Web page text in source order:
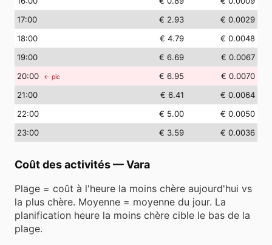
17:00 € 2.93
€ 0.0029
18:00 € 4.79
€ 0.0048
19:00 € 6.69
€ 0.0067
20:00 ← pic € 6.95
€ 0.0070
21:00 € 6.41
€ 0.0064
22:00 € 5.00
€ 0.0050
23:00 € 3.59 € 0.0036
Coût des activités—Vara
Plage = coût à l'heure la moins chère aujourd'hui vs
la plus chère. Moyenne = moyenne du jour. La
planification heure la moins chère cible le bas de la
plage.